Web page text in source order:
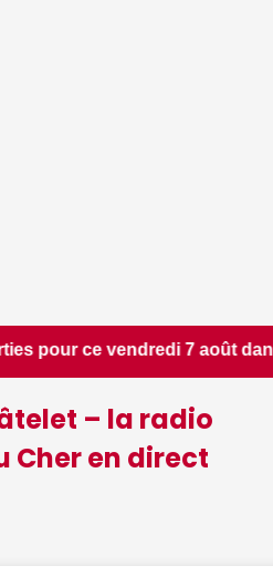
dans le Cher - Le
– la radio
Cher en direct